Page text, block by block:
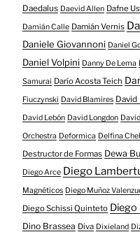
Daedalus Daevid Allen Dafne
Damián Calle Damián Vernis
Daniele Giovannoni Daniel
Daniel Volpini Danny De Lema
Samurai Darío Acosta Teich
Fiuczynski David Blamires David
David Lebón David Longdon
Orchestra Deformica Delfina
Destructor de Formas Dewa
Diego Arce Diego
Magnéticos Diego Muñoz
Diego Schissi Quinteto
Dino Brassea Diva Dixieland